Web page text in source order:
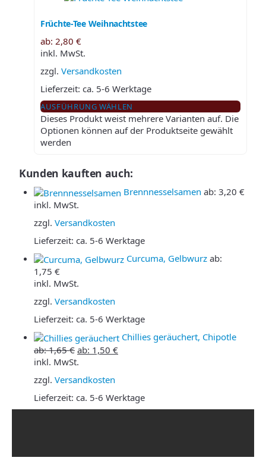
Früchte-Tee Weihnachtstee
ab: 2,80 €
inkl. MwSt.
zzgl. Versandkosten
Lieferzeit: ca. 5-6 Werktage
AUSFÜHRUNG WÄHLEN
Dieses Produkt weist mehrere Varianten auf. Die
Optionen können auf der Produktseite gewählt
werden
Kunden kauften auch:
Brennnesselsamen ab: 3,20 €
inkl. MwSt.
zzgl. Versandkosten
Lieferzeit: ca. 5-6 Werktage
Curcuma, Gelbwurz ab:
1,75 €
inkl. MwSt.
zzgl. Versandkosten
Lieferzeit: ca. 5-6 Werktage
Chillies geräuchert, Chipotle
ab:1,65€ ab: 1,50 €
inkl. MwSt.
zzgl. Versandkosten
Lieferzeit: ca. 5-6 Werktage